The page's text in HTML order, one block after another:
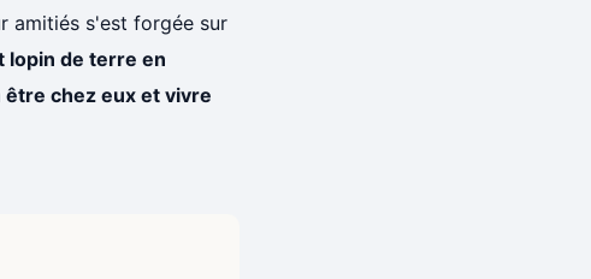
amitiés s'est forgée sur
lopin de terre en
chez eux et vivre